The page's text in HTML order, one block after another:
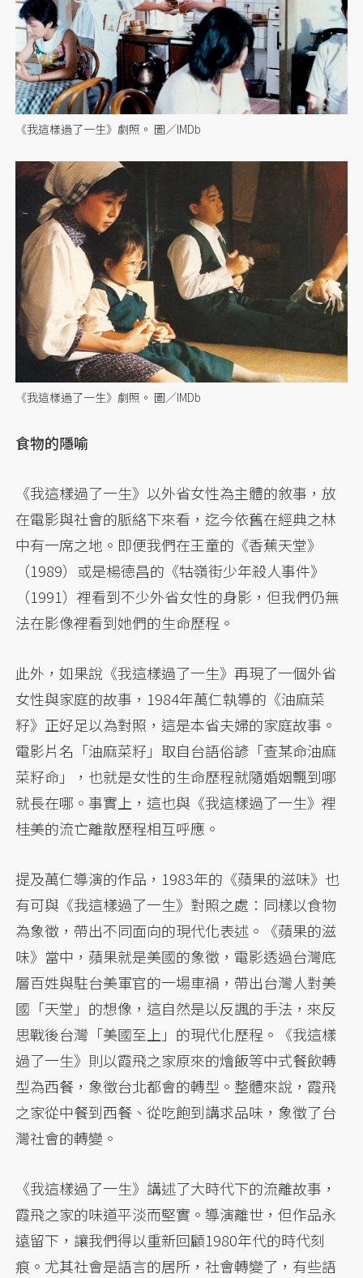
《我這樣過了一生》劇照。 圖／IMDb
《我這樣過了一生》劇照。 圖／IMDb
食物的隱喻
《我這樣過了一生》以外省女性為主體的敘事，放
在電影與社會的脈絡下來看，迄今依舊在經典之林
中有一席之地。即便我們在王童的《香蕉天堂》
（1989）或是楊德昌的《牯嶺街少年殺人事件》
（1991）裡看到不少外省女性的身影，但我們仍無
法在影像裡看到她們的生命歷程。
此外，如果說《我這樣過了一生》再現了一個外省
女性與家庭的故事，1984年萬仁執導的《油麻菜
籽》正好足以為對照，這是本省夫婦的家庭故事。
電影片名「油麻菜籽」取自台語俗諺「查某命油麻
菜籽命」，也就是女性的生命歷程就隨婚姻飄到哪
就長在哪。事實上，這也與《我這樣過了一生》裡
桂美的流亡離散歷程相互呼應。
提及萬仁導演的作品，1983年的《蘋果的滋味》也
有可與《我這樣過了一生》對照之處：同樣以食物
為象徵，帶出不同面向的現代化表述。《蘋果的滋
味》當中，蘋果就是美國的象徵，電影透過台灣底
層百姓與駐台美軍官的一場車禍，帶出台灣人對美
國「天堂」的想像，這自然是以反諷的手法，來反
思戰後台灣「美國至上」的現代化歷程。《我這樣
過了一生》則以霞飛之家原來的燴飯等中式餐飲轉
型為西餐，象徵台北都會的轉型。整體來說，霞飛
之家從中餐到西餐、從吃飽到講求品味，象徵了台
灣社會的轉變。
《我這樣過了一生》講述了大時代下的流離故事，
霞飛之家的味道平淡而堅實。導演離世，但作品永
遠留下，讓我們得以重新回顧1980年代的時代刻
痕。尤其社會是語言的居所，社會轉變了，有些語